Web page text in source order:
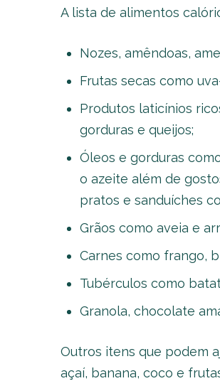
A lista de alimentos
Nozes, amêndoas,
Frutas secas como
Produtos laticínios
gorduras e queijos;
Óleos e gorduras
o azeite além de
pratos e sanduíches
Grãos como aveia e
Carnes como frango,
Tubérculos como
Granola, chocolate
Outros itens que podem
açaí, banana, coco e